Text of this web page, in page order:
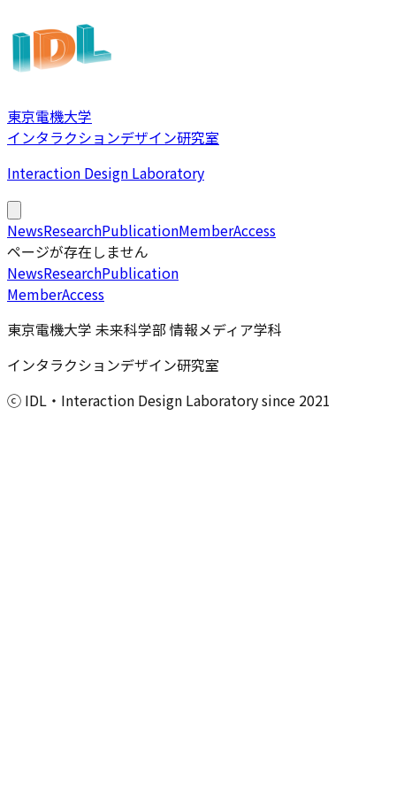
東京電機大学
インタラクションデザイン研究室
Interaction Design Laboratory
NewsResearchPublicationMemberAccess
ページが存在しません
NewsResearchPublication
MemberAccess
東京電機大学 未来科学部 情報メディア学科
インタラクションデザイン研究室
ⓒ IDL・Interaction Design Laboratory since 2021